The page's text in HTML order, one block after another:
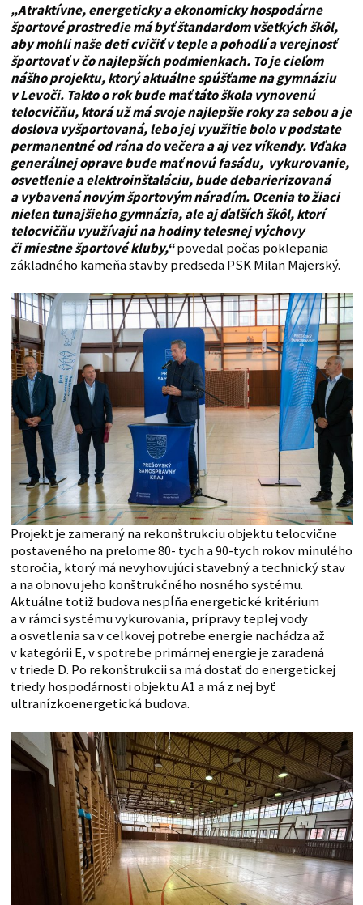
„Atraktívne, energeticky a ekonomicky hospodárne
športové prostredie má byť štandardom všetkých škôl,
aby mohli naše deti cvičiť v teple a pohodlí a verejnosť
športovať v čo najlepších podmienkach. To je cieľom
nášho projektu, ktorý aktuálne spúšťame na gymnáziu
v Levoči. Takto o rok bude mať táto škola vynovenú
telocvičňu, ktorá už má svoje najlepšie roky za sebou a je
doslova vyšportovaná, lebo jej využitie bolo v podstate
permanentné od rána do večera a aj vez víkendy. Vďaka
generálnej oprave bude mať novú fasádu, vykurovanie,
osvetlenie a elektroinštaláciu, bude debarierizovaná
a vybavená novým športovým náradím. Ocenia to žiaci
nielen tunajšieho gymnázia, ale aj ďalších škôl, ktorí
telocvičňu využívajú na hodiny telesnej výchovy
či miestne športové kluby,“povedal počas poklepania
základného kameňa stavby predseda PSK Milan Majerský.
Projekt je zameraný na rekonštrukciu objektu telocvične
postaveného na prelome 80- tych a 90-tych rokov minulého
storočia, ktorý má nevyhovujúci stavebný a technický stav
a na obnovu jeho konštrukčného nosného systému.
Aktuálne totiž budova nespĺňa energetické kritérium
a v rámci systému vykurovania, prípravy teplej vody
a osvetlenia sa v celkovej potrebe energie nachádza až
v kategórii E, v spotrebe primárnej energie je zaradená
v triede D. Po rekonštrukcii sa má dostať do energetickej
triedy hospodárnosti objektu A1 a má z nej byť
ultranízkoenergetická budova.